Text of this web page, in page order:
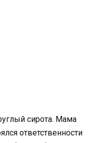
сирота. Мама
ответственности